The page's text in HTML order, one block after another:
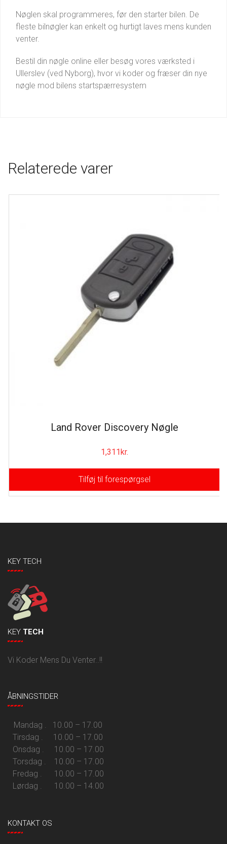
Nøglen skal programmeres, før den starter bilen. De
fleste bilnøgler kan enkelt og hurtigt laves mens kunden
venter.
Bestil din nøgle online eller besøg vores værksted i
Ullerslev (ved Nyborg), hvor vi koder og fræser din nye
nøgle mod bilens startspærresystem
Relaterede varer
Land Rover Discovery Nøgle
1,311kr.
Tilføj til forespørgsel
KEY TECH
KEY TECH
Vi Koder Mens Du Venter..!!
ÅBNINGSTIDER
Mandag . 10.00 – 17.00
Tirsdag . 10.00 – 17.00
Onsdag . 10.00 – 17.00
Torsdag . 10.00 – 17.00
Fredag . 10.00 – 17.00
Lørdag . 10.00 – 14.00
KONTAKT OS